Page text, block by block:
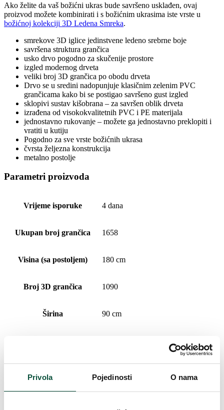
Privola Pojedinosti O nama
Ako želite da vaš božićni ukras bude savršeno usklađen, ovaj
proizvod možete kombinirati i s božićnim ukrasima iste vrste u
božićnoj kolekciji 3D Ledena Smreka.
smrekove 3D iglice jedinstvene ledeno srebrne boje
savršena struktura grančica
usko drvo pogodno za skučenije prostore
izgled modernog drveta
veliki broj 3D grančica po obodu drveta
Drvo se u sredini nadopunjuje klasičnim zelenim PVC
grančicama kako bi se postigao savršeno gust izgled
sklopivi sustav kišobrana – za savršen oblik drveta
izrađena od visokokvalitetnih PVC i PE materijala
jednostavno rukovanje – možete ga jednostavno preklopiti i
vratiti u kutiju
Pogodno za sve vrste božićnih ukrasa
čvrsta željezna konstrukcija
metalno postolje
Parametri proizvoda
Vrijeme isporuke 4 dana
Ukupan broj grančica 1658
Visina (sa postoljem) 180 cm
Broj 3D grančica 1090
Širina 90 cm
Postotni udio 3D/PVC 66/34